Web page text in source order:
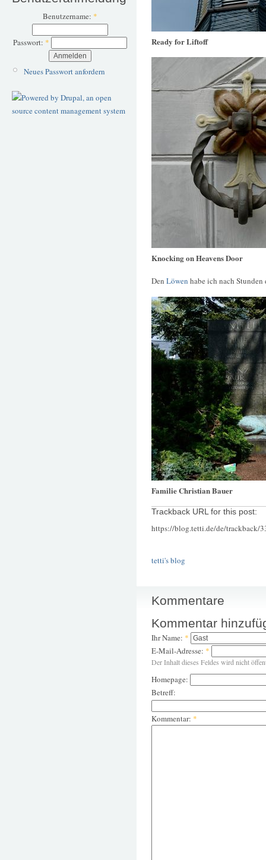
Benutzername: *
Passwort: *
Neues Passwort anfordern
Ready for Liftoff
Knocking on Heavens Door
Den Löwen habe ich nach
Familie Christian Bauer
Trackback URL for this post:
https://blog.tetti.de/de/trackback/
tetti's blog
Kommentare
Kommentar
Ihr Name: *
E-Mail-Adresse: *
Der Inhalt dieses Feldes wird nicht
Homepage:
Betreff:
Kommentar: *